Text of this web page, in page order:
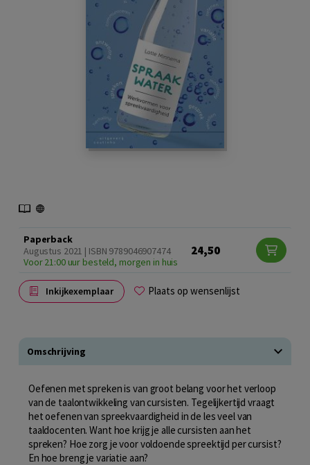
Paperback
Augustus 2021 | ISBN 9789046907474
Voor 21:00 uur besteld, morgen in huis
24,50
Inkijkexemplaar Plaats op wensenlijst
Omschrijving
Oefenen met spreken is van groot belang voor het verloop
van de taalontwikkeling van cursisten. Tegelijkertijd vraagt
het oefenen van spreekvaardigheid in de les veel van
taaldocenten. Want hoe krijg je alle cursisten aan het
spreken? Hoe zorg je voor voldoende spreektijd per cursist?
En hoe breng je variatie aan?